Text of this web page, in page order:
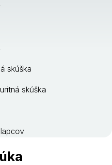
skúška
skúška